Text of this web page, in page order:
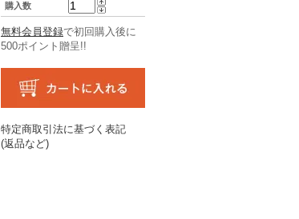
購入数
無料会員登録で初回購入後に
500ポイント贈呈!!
特定商取引法に基づく表記
(返品など)